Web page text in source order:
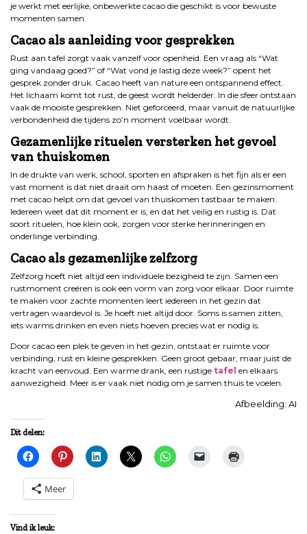
je werkt met eerlijke, onbewerkte cacao die geschikt is voor bewuste
momenten samen.
Cacao als aanleiding voor gesprekken
Rust aan tafel zorgt vaak vanzelf voor openheid. Een vraag als “Wat
ging vandaag goed?” of “Wat vond je lastig deze week?” opent het
gesprek zonder druk. Cacao heeft van nature een ontspannend effect.
Het lichaam komt tot rust, de geest wordt helderder. In die sfeer ontstaan
vaak de mooiste gesprekken. Niet geforceerd, maar vanuit de natuurlijke
verbondenheid die tijdens zo’n moment voelbaar wordt.
Gezamenlijke rituelen versterken het gevoel
van thuiskomen
In de drukte van werk, school, sporten en afspraken is het fijn als er een
vast moment is dat niet draait om haast of moeten. Een gezinsmoment
met cacao helpt om dat gevoel van thuiskomen tastbaar te maken.
Iedereen weet dat dit moment er is, en dat het veilig en rustig is. Dat
soort rituelen, hoe klein ook, zorgen voor sterke herinneringen en
onderlinge verbinding.
Cacao als gezamenlijke zelfzorg
Zelfzorg hoeft niet altijd een individuele bezigheid te zijn. Samen een
rustmoment creëren is ook een vorm van zorg voor elkaar. Door ruimte
te maken voor zachte momenten leert iedereen in het gezin dat
vertragen waardevol is. Je hoeft niet altijd door. Soms is samen zitten,
iets warms drinken en even niets hoeven precies wat er nodig is.
Door cacao een plek te geven in het gezin, ontstaat er ruimte voor
verbinding, rust en kleine gesprekken. Geen groot gebaar, maar juist de
kracht van eenvoud. Een warme drank, een rustige tafel en elkaars
aanwezigheid. Meer is er vaak niet nodig om je samen thuis te voelen.
Afbeelding: AI
Dit delen:
Meer
Vind ik leuk: